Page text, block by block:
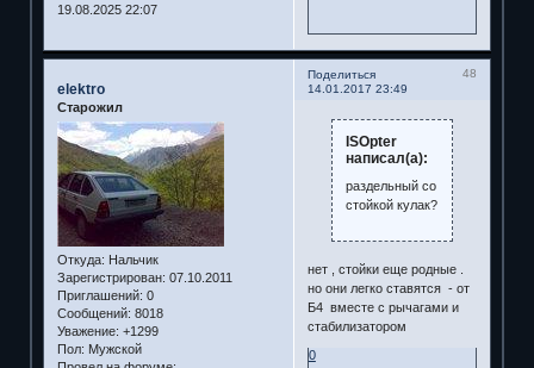
19.08.2025 22:07
Поделиться
48
14.01.2017 23:49
elektro
Старожил
Откуда: Нальчик
Зарегистрирован: 07.10.2011
Приглашений: 0
Сообщений: 8018
Уважение: +1299
Пол: Мужской
ISOpter
написал(а):
раздельный со
стойкой кулак?
нет , стойки еще родные .
но они легко ставятся - от
Б4 вместе с рычагами и
стабилизатором
0